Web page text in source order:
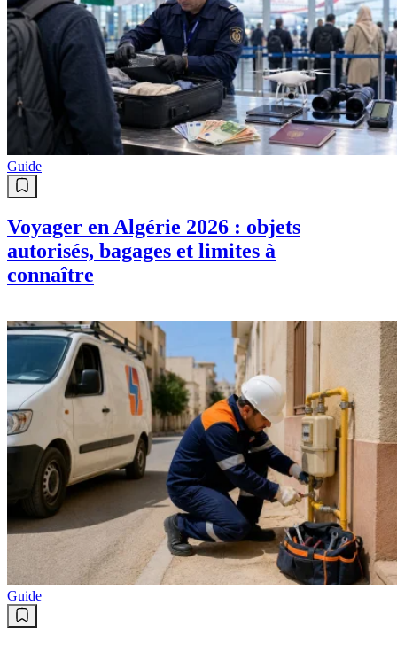
Guide
Voyager en Algérie 2026 : objets
autorisés, bagages et limites à
connaître
Guide